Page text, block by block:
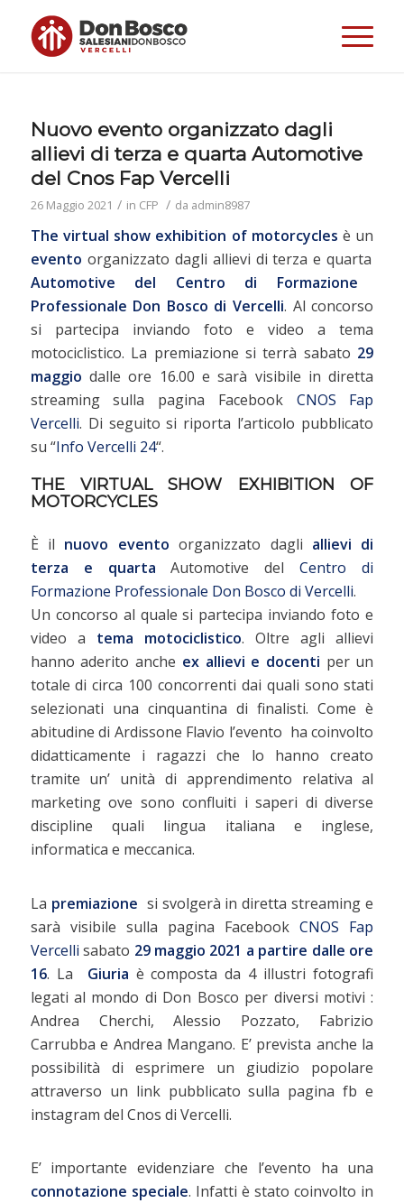
Nuovo evento organizzato dagli
allievi di terza e quarta Automotive
del Cnos Fap Vercelli
26 Maggio 2021 / in CFP / da admin8987
The virtual show exhibition of motorcyclesè un
evento organizzato dagli allievi di terza e quarta
Automotive del Centro di Formazione
Professionale Don Bosco di Vercelli. Al concorso
si partecipa inviando foto e video a tema
motociclistico. La premiazione si terrà sabato 29
maggio dalle ore 16.00 e sarà visibile in diretta
streaming sulla pagina Facebook CNOS Fap
Vercelli. Di seguito si riporta l’articolo pubblicato
su “Info Vercelli 24“.
THE VIRTUAL SHOW EXHIBITION OF
MOTORCYCLES
È il nuovo evento organizzato dagli allievi di
terza e quarta Automotive delCentro di
Formazione Professionale Don Bosco di Vercelli.
Un concorso al quale si partecipa inviando foto e
video a tema motociclistico. Oltre agli allievi
hanno aderito anche ex allievi e docenti per un
totale di circa 100 concorrenti dai quali sono stati
selezionati una cinquantina di finalisti. Come è
abitudine di Ardissone Flavio l’evento ha coinvolto
didatticamente i ragazzi che lo hanno creato
tramite un’ unità di apprendimento relativa al
marketing ove sono confluiti i saperi di diverse
discipline quali lingua italiana e inglese,
informatica e meccanica.
La premiazione si svolgerà in diretta streaming e
sarà visibile sulla pagina FacebookCNOS Fap
Vercelli sabato 29 maggio 2021 a partire dalle ore
16. La Giuria è composta da 4 illustri fotografi
legati al mondo di Don Bosco per diversi motivi :
Andrea Cherchi, Alessio Pozzato, Fabrizio
Carrubba e Andrea Mangano. E’ prevista anche la
possibilità di esprimere un giudizio popolare
attraverso un link pubblicato sulla pagina fb e
instagram del Cnos di Vercelli.
E’ importante evidenziare che l’evento ha una
connotazione speciale. Infatti è stato coinvolto in